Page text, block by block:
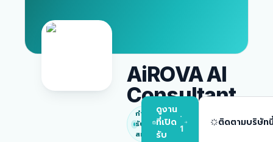
AiROVA AI
Consultant
กำลัง
รับ
สมัคร
ดูงาน
ที่เปิด
รับ
·
1
ติดตามบริษัท